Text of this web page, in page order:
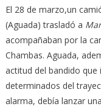
El 28 de marzo,un
(Aguada) trasladó a
acompañaban por la
Chambas. Aguada,
actitud del bandido que
determinados del
alarma, debía lanzar